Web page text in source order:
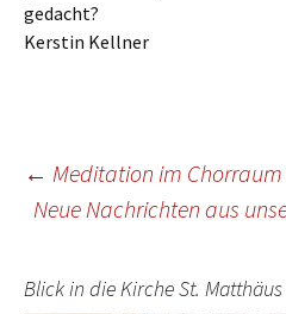
gedacht?
Kerstin Kellner
← Meditation im
Neue Nachrichten aus
Blick in die Kirche St. Matthäus